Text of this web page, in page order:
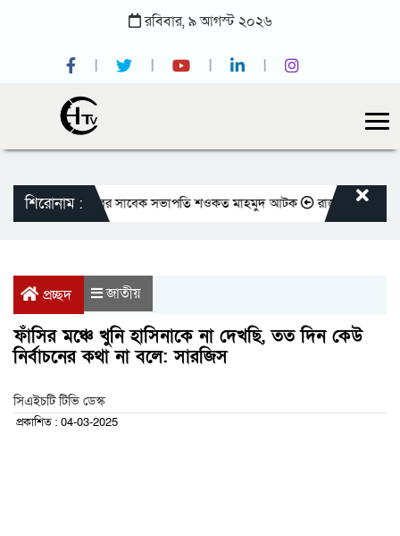
রবিবার,৯আগস্ট ২০২৬
শিরোনাম :
প্রেসক্লাবের সাবেক সভাপতি শওকত মাহমুদ আটক রাজবাড়ীতে বীর
প্রচ্ছদ জাতীয়
ফাঁসির মঞ্চে খুনি হাসিনাকে না দেখছি, তত দিন কেউ
নির্বাচনের কথা না বলে: সারজিস
সিএইচটি টিভি ডেস্ক
প্রকাশিত : 04-03-2025